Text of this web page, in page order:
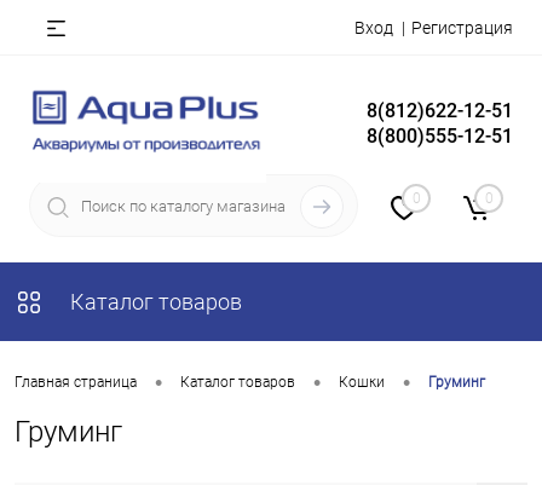
Вход Регистрация
8(812)622-12-51
8(800)555-12-51
0 0
Каталог товаров
Главная страница • Каталог товаров • Кошки • Груминг
Груминг